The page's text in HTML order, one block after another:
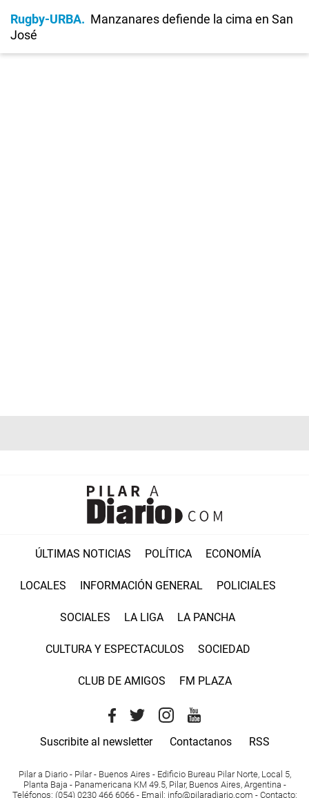
Rugby-URBA
Manzanares defiende la cima en San
José
ÚLTIMAS NOTICIAS POLÍTICA ECONOMÍA
LOCALES INFORMACIÓN GENERAL POLICIALES
SOCIALES LA LIGA LA PANCHA
CULTURA Y ESPECTACULOS SOCIEDAD
CLUB DE AMIGOS FM PLAZA
Suscribite al newsletter Contactanos RSS
Pilar a Diario - Pilar - Buenos Aires - Edificio Bureau Pilar Norte, Local 5,
Planta Baja - Panamericana KM 49.5, Pilar, Buenos Aires, Argentina -
Teléfonos: (054) 0230 466 6066 - Email : info@pilaradiario.com - Contacto: